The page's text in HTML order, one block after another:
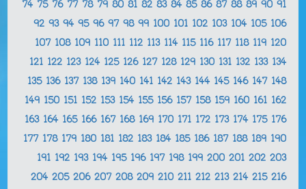
74 75 76 77 78 79 80 81 82 83 84 85 86 87 88 89 90 91
92 93 94 95 96 97 98 99 100 101 102 103 104 105 106
107 108 109 110 111 112 113 114 115 116 117 118 119 120
121 122 123 124 125 126 127 128 129 130 131 132 133 134
135 136 137 138 139 140 141 142 143 144 145 146 147 148
149 150 151 152 153 154 155 156 157 158 159 160 161 162
163 164 165 166 167 168 169 170 171 172 173 174 175 176
177 178 179 180 181 182 183 184 185 186 187 188 189 190
191 192 193 194 195 196 197 198 199 200 201 202 203
204 205 206 207 208 209 210 211 212 213 214 215 216